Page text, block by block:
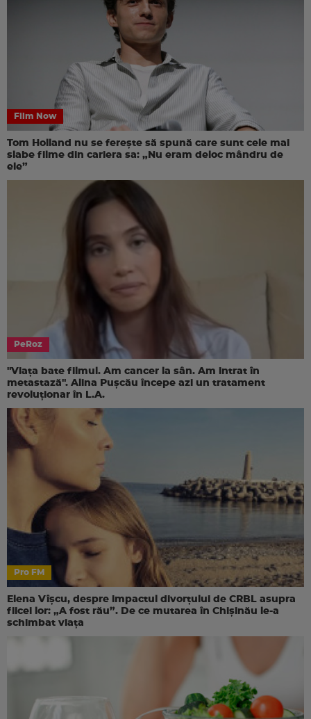
Film Now
Tom Holland nu se ferește să spună care sunt cele mai
slabe filme din cariera sa: „Nu eram deloc mândru de
ele”
PeRoz
"Viața bate filmul. Am cancer la sân. Am intrat în
metastază". Alina Pușcău începe azi un tratament
revoluționar în L.A.
Pro FM
Elena Vîșcu, despre impactul divorțului de CRBL asupra
fiicei lor: „A fost rău”. De ce mutarea în Chișinău le-a
schimbat viața